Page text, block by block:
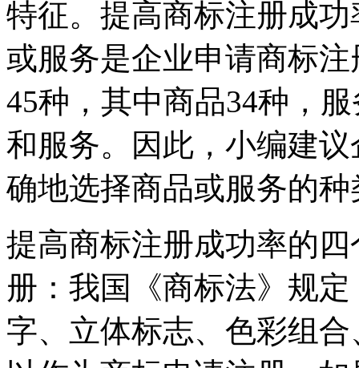
特征。提高商标注册成
或服务是企业申请商标
45种，其中商品34种，
和服务。因此，小编建
确地选择商品或服务的
提高商标注册成功率的
册：我国《商标法》规
字、立体标志、色彩组